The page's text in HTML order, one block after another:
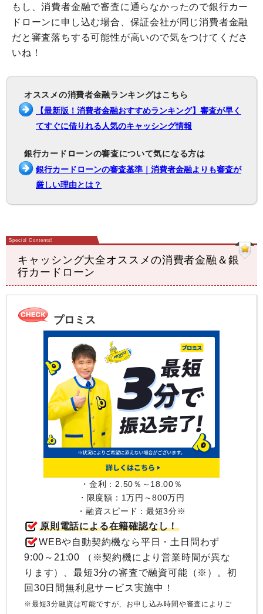
もし、消費者金融で審査に通らなかったので銀行カー
ドローンに申し込む場合、保証会社が同じ消費者金融
だと審査落ちする可能性が高いので気をつけてくださ
いね！
オススメの消費者金融ランキングはこちら
【最新版！消費者金融おすすめランキング】審査が早く
てすぐに借りれる人気のキャッシング情報
銀行カードローンの審査について気になる方は
銀行カードローンの審査基準｜消費者金融よりも審査が
厳しい理由とは？
キャッシング大全オススメの消費者金融＆銀
行カードローン
プロミス
・金利：2.50％～18.00％
・限度額：1万円～800万円
・融資スピード：最短3分※
原則電話による在籍確認なし！
WEBや自動契約機なら平日・土日問わず
9:00～21:00 （※契約機により営業時間が異な
ります）、最短3分の審査で融資可能（※）。初
回30日間無利息サービス実施中！
※最短3分融資は可能ですが、お申し込み時間や審査によりご